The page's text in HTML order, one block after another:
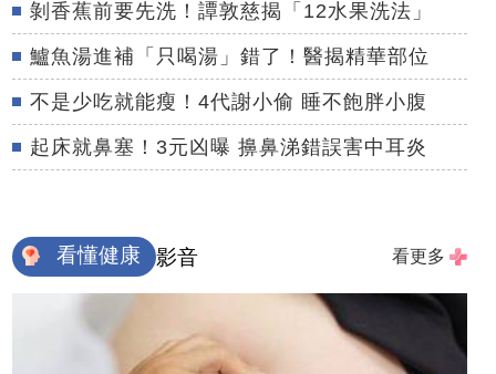
剝香蕉前要先洗！譚敦慈揭「12水果洗法」
鱸魚湯進補「只喝湯」錯了！醫揭精華部位
不是少吃就能瘦！4代謝小偷 睡不飽胖小腹
起床就鼻塞！3元凶曝 擤鼻涕錯誤害中耳炎
看懂健康 影音 看更多